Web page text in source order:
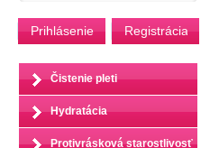
Prihlásenie Registrácia
Čistenie pleti
Hydratácia
Protivrásková starostlivosť